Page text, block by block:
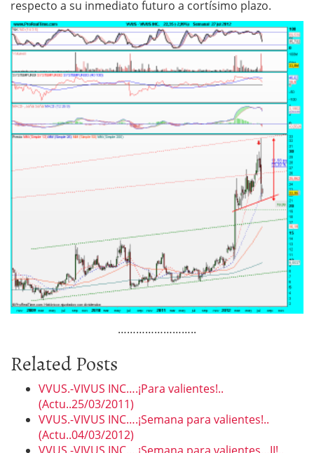
respecto a su inmediato futuro a cortísimo plazo.
……………………..
Related Posts
VVUS.-VIVUS INC….¡Para valientes!..
(Actu..25/03/2011)
VVUS.-VIVUS INC….¡Semana para valientes!..
(Actu..04/03/2012)